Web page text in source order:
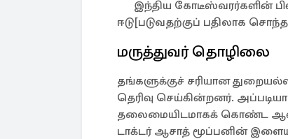
இந்திய கோடீஸ்வரர்களின்
ஈடு[படுவதற்குப் பதிலாக
மருத்துவர் தொழிலை
தங்களுக்குச் சரியான
தெரிவு செய்கின்றனர்.
தலைமையிடமாகக் கொண்ட
டாக்டர் ஆசாத் மூப்பனின்